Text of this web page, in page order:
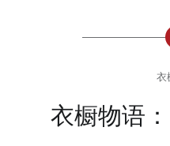
衣
衣橱物语